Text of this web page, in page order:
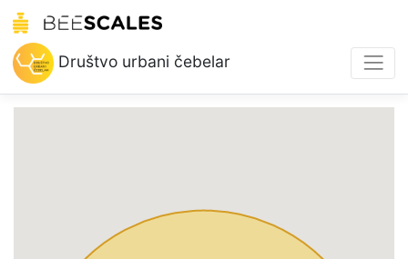
Društvo urbani čebelar